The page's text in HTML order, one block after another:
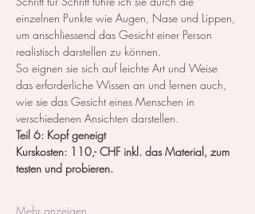
einzelnen Punkte wie Augen, Nase und Lippen,
um anschliessend das Gesicht einer Person
realistisch darstellen zu können.
So eignen sie sich auf leichte Art und Weise
das erforderliche Wissen an und lernen auch,
wie sie das Gesicht eines Menschen in
verschiedenen Ansichten darstellen.
Teil 6: Kopf geneigt
Kurskosten: 110,- CHF inkl. das Material, zum
testen und probieren.
Mehr anzeigen